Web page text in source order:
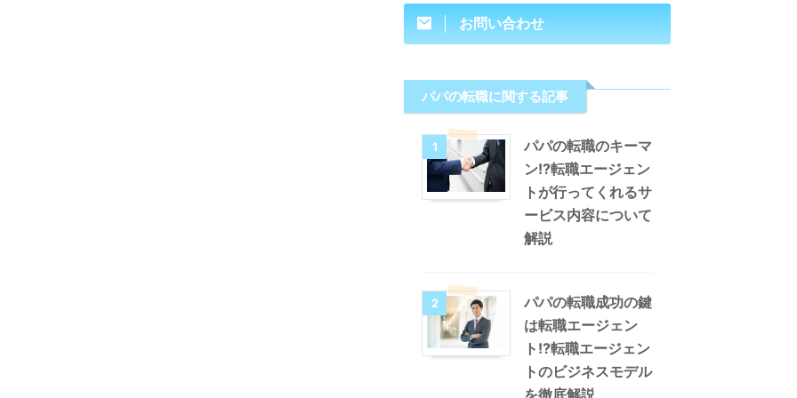
お問い合わせ
パパの転職に関する記事
1
パパの転職のキーマ
ン!?転職エージェン
トが行ってくれるサ
ービス内容について
解説
2
パパの転職成功の鍵
は転職エージェン
ト!?転職エージェン
トのビジネスモデル
を徹底解説